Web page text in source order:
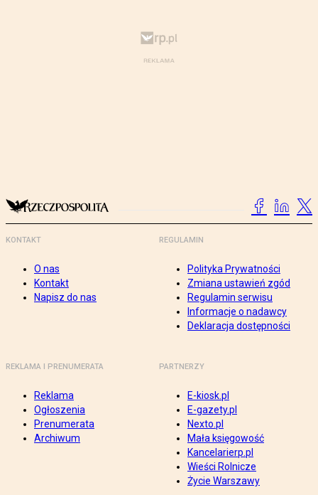
KONTAKT
O nas
Kontakt
Napisz do nas
REGULAMIN
Polityka Prywatności
Zmiana ustawień zgód
Regulamin serwisu
Informacje o nadawcy
Deklaracja dostępności
REKLAMA I PRENUMERATA
Reklama
Ogłoszenia
Prenumerata
Archiwum
PARTNERZY
E-kiosk.pl
E-gazety.pl
Nexto.pl
Mała księgowość
Kancelarierp.pl
Wieści Rolnicze
Życie Warszawy